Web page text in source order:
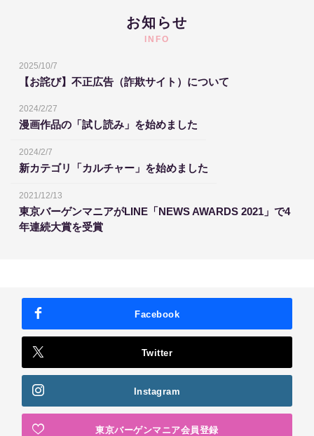
お知らせ
INFO
2025/10/7
【お詫び】不正広告（詐欺サイト）について
2024/2/27
漫画作品の「試し読み」を始めました
2024/2/7
新カテゴリ「カルチャー」を始めました
2021/12/13
東京バーゲンマニアがLINE「NEWS AWARDS 2021」で4
年連続大賞を受賞
Facebook
Twitter
Instagram
東京バーゲンマニア会員登録